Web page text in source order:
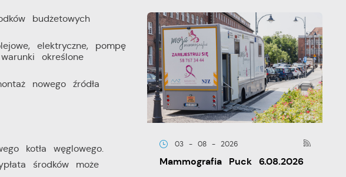
budżetowych
elektryczne, pompę
określone
nowego źródła
kotła węglowego.
środków może
03 - 08 - 2026
Mammografia Puck 6.08.2026